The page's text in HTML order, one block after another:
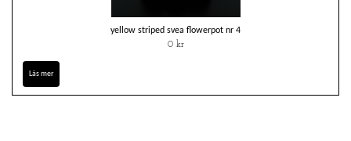
yellow striped svea flowerpot nr 4
0 kr
Läs mer